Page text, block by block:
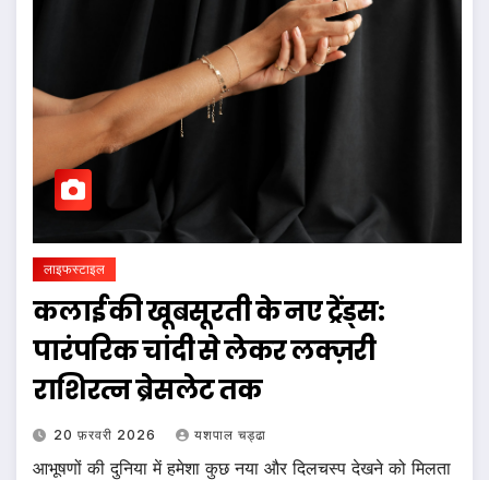
लाइफस्टाइल
कलाई की खूबसूरती के नए ट्रेंड्स:
पारंपरिक चांदी से लेकर लक्ज़री
राशिरत्न ब्रेसलेट तक
20 फ़रवरी 2026 यशपाल चड्ढा
आभूषणों की दुनिया में हमेशा कुछ नया और दिलचस्प देखने को मिलता